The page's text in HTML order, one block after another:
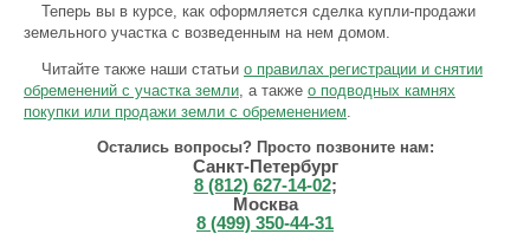
Теперь вы в курсе, как оформляется сделка купли-продажи
земельного участка с возведенным на нем домом.
Читайте также наши статьи о правилах регистрации и снятии
обременений с участка земли, а также о подводных камнях
покупки или продажи земли с обременением.
Остались вопросы? Просто позвоните нам:
Санкт-Петербург
8 (812) 627-14-02;
Москва
8 (499) 350-44-31